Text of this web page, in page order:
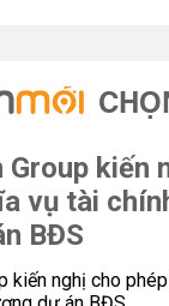
Group kiến
vụ tài
BĐS